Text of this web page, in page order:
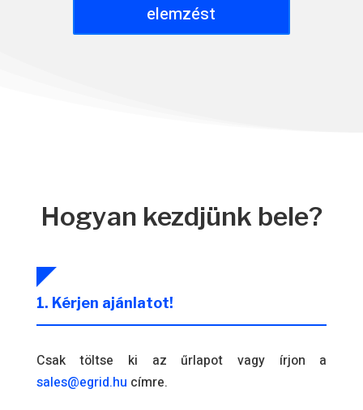
elemzést
Hogyan kezdjünk bele?
1. Kérjen ajánlatot!
Csak töltse ki az űrlapot vagy írjon a
sales@egrid.hu címre.